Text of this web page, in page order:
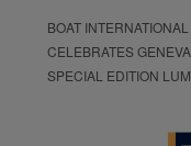
BOAT
CELEBRATES
SPECIAL EDITION